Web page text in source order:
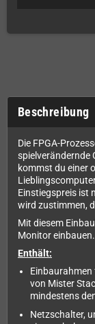
Beschreibung
Die FPGA-
spielverändernde
kommst du einer
Einstiegspreis ist
wird zustimmen,
Mit diesem
Monitor einbauen.
Enthält:
Einbaurahmen
von Mister
mindestens
Netzschalter,